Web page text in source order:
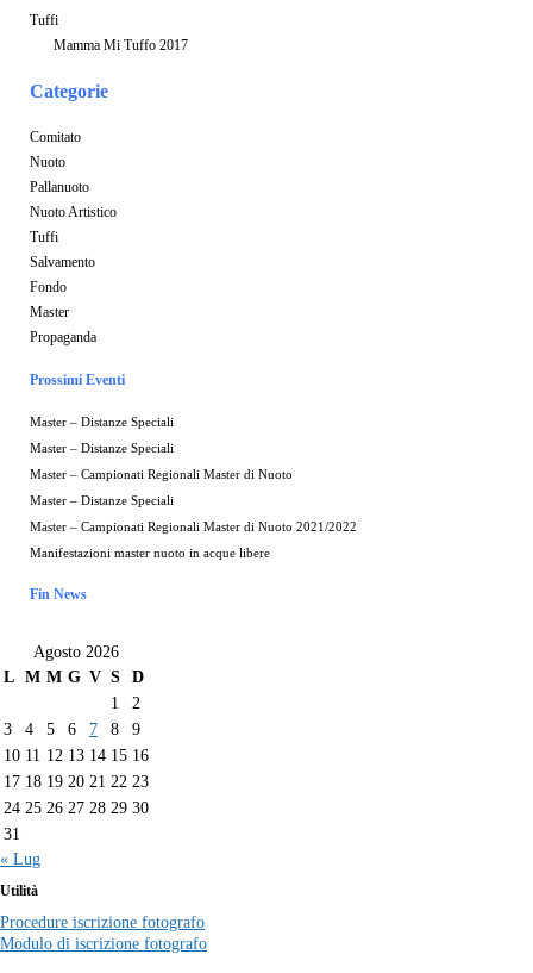
Tuffi
Mamma Mi Tuffo 2017
Categorie
Comitato
Nuoto
Pallanuoto
Nuoto Artistico
Tuffi
Salvamento
Fondo
Master
Propaganda
Prossimi Eventi
Master – Distanze Speciali
Master – Distanze Speciali
Master – Campionati Regionali Master di Nuoto
Master – Distanze Speciali
Master – Campionati Regionali Master di Nuoto 2021/2022
Manifestazioni master nuoto in acque libere
Fin News
Agosto 2026
L M M G V S
D
1
2
3
4 5 6 7 8
9
10 11 12 13 14 15 16
17 18 19 20 21 22 23
24 25 26 27 28 29 30
31
« Lug
Utilità
Procedure iscrizione fotografo
Modulo di iscrizione fotografo